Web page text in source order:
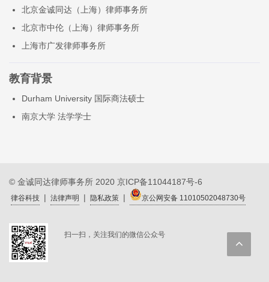
北京金诚同达（上海）律师事务所
北京市中伦（上海）律师事务所
上海市广发律师事务所
教育背景
Durham University 国际商法硕士
南京大学 法学学士
© 金诚同达律师事务所 2020 京ICP备11044187号-6
律谷科技 | 法律声明 | 隐私政策 | 京公网安备 11010502048730号
扫一扫，关注我们的微信公众号